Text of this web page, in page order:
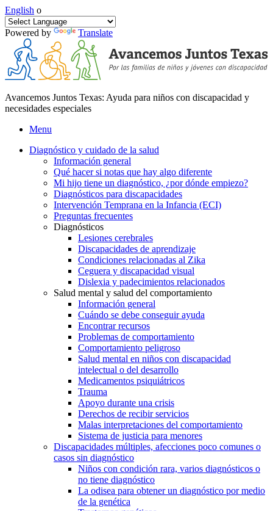
English o
Powered by Translate
Avancemos Juntos Texas: Ayuda para niños con discapacidad y
necesidades especiales
Menu
Diagnóstico y cuidado de la salud
Información general
Qué hacer si notas que hay algo diferente
Mi hijo tiene un diagnóstico, ¿por dónde empiezo?
Diagnósticos para discapacidades
Intervención Temprana en la Infancia (ECI)
Preguntas frecuentes
Diagnósticos
Lesiones cerebrales
Discapacidades de aprendizaje
Condiciones relacionadas al Zika
Ceguera y discapacidad visual
Dislexia y padecimientos relacionados
Salud mental y salud del comportamiento
Información general
Cuándo se debe conseguir ayuda
Encontrar recursos
Problemas de comportamiento
Comportamiento peligroso
Salud mental en niños con discapacidad
intelectual o del desarrollo
Medicamentos psiquiátricos
Trauma
Apoyo durante una crisis
Derechos de recibir servicios
Malas interpretaciones del comportamiento
Sistema de justicia para menores
Discapacidades múltiples, afecciones poco comunes o
casos sin diagnóstico
Niños con condición rara, varios diagnósticos o
no tiene diagnóstico
La odisea para obtener un diagnóstico por medio
de la genética